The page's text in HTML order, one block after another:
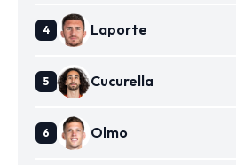
Laporte
Cucurella
Olmo